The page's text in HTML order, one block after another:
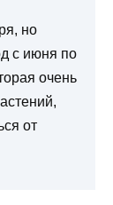
но
с июня по
очень
от